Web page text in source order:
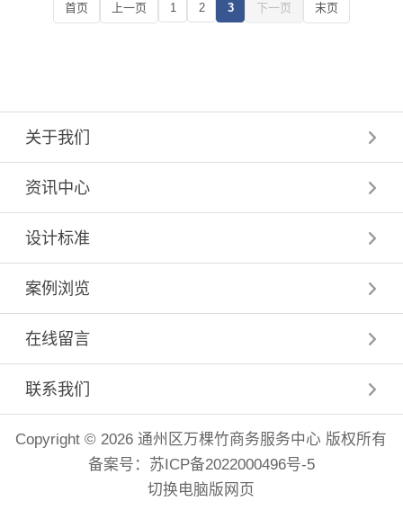
首页 上一页 1 2 3 下一页 末页
关于我们
资讯中心
设计标准
案例浏览
在线留言
联系我们
Copyright © 2026 通州区万棵竹商务服务中心 版权所有
备案号： 苏ICP备2022000496号-5
切换电脑版网页